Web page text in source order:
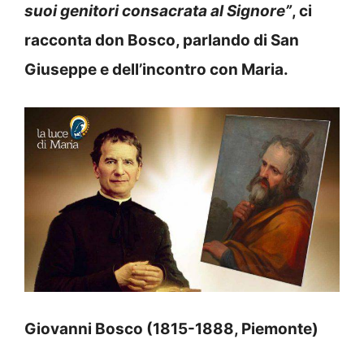
suoi genitori consacrata al Signore”, ci
racconta don Bosco, parlando di San
Giuseppe e dell’incontro con Maria.
Giovanni Bosco (1815-1888, Piemonte)